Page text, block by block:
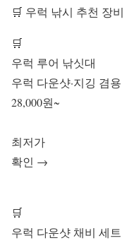
🛒 우럭 낚시 추천 장비
🛒
우럭 루어 낚싯대
우럭 다운샷·지깅 겸용
28,000원~
최저가
확인 →
🛒
우럭 다운샷 채비 세트